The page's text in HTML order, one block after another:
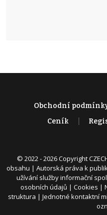
Obchodní
Ceník
© 2022 - 2026 Copyright
obsahu | Autorská práva k
užívání služby informační
osobních údajů | Cookies |
struktura | Jednotné kontaktní